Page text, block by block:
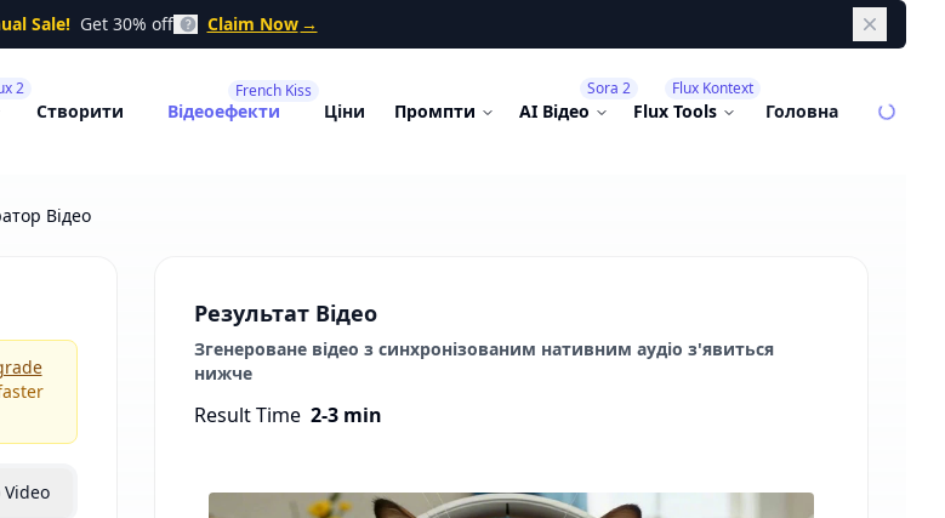
Sale! Get 30% off Claim Now → Dismiss
2
Створити Відеоефекти
French Kiss
Ціни Промпти AI Відео
Sora 2
Flux Tools
Flux Kontext
Головна
Відео
Результат Відео
Згенероване відео з синхронізованим нативним аудіо з'явиться
нижче
Result Time 2-3 min